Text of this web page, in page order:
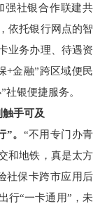
强社银合作联建共
依托银行网点的智
业务办理、待遇资
+金融”跨区域便民
银便捷服务。
手可及
。 “不用专门办青
和地铁，真是太方
社保卡跨市应用后
行“一卡通用”，未